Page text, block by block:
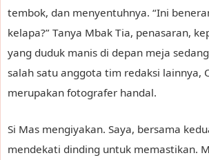
tembok, dan menyentuhnya. “Ini
kelapa?” Tanya Mbak Tia, penasaran,
yang duduk manis di depan meja
salah satu anggota tim redaksi lainnya,
merupakan fotografer handal.
Si Mas mengiyakan. Saya, bersama
mendekati dinding untuk memastikan.